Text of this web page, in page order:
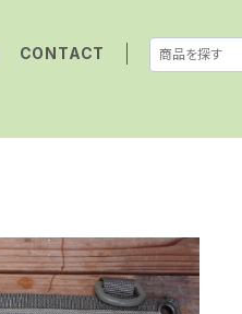
CONTACT